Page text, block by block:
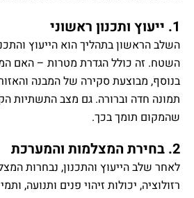
1. ייעוץ ותכנון ראשוני
השלב הראשון בתהליך הוא הייעוץ
השטח. זה כולל הגדרת מטרות – האם
בנוסף, מבוצעת סקירה של המבנה
תמונה חדה וברורה. גם מצב התשתיות
שהמקום תומך בכך.
2. בחירת המצלמות והמערכת
לאחר שלב הייעוץ והתכנון, נבחרות
רזולוציה, יכולות זיהוי פנים ותנועה,